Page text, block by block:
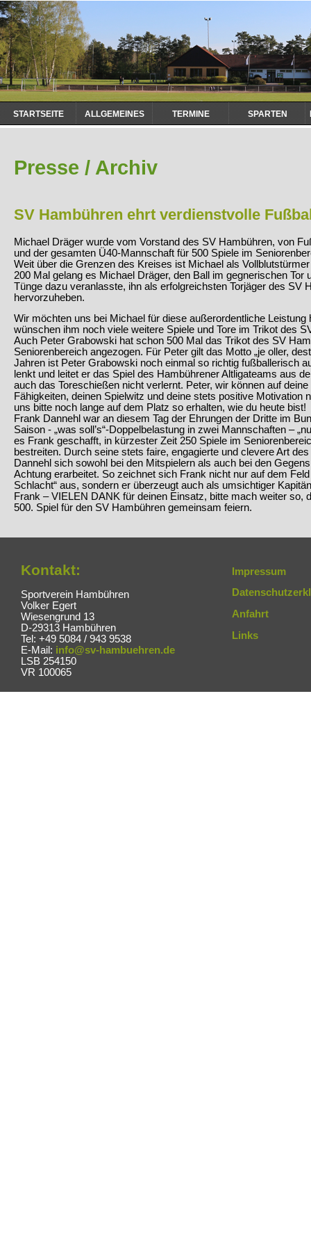
Navigation
überspringen
STARTSEITE ALLGEMEINES TERMINE SPARTEN
Presse / Archiv
SV Hambühren ehrt verdienstvolle
Michael Dräger wurde vom Vorstand des SV Hambühren, von
und der gesamten Ü40-Mannschaft für 500 Spiele im
Weit über die Grenzen des Kreises ist Michael als
200 Mal gelang es Michael Dräger, den Ball im gegnerischen Tor
Tünge dazu veranlasste, ihn als erfolgreichsten Torjäger des SV
hervorzuheben.
Wir möchten uns bei Michael für diese außerordentliche Leistung
wünschen ihm noch viele weitere Spiele und Tore im Trikot des
Auch Peter Grabowski hat schon 500 Mal das Trikot des SV
Seniorenbereich angezogen. Für Peter gilt das Motto „je oller,
Jahren ist Peter Grabowski noch einmal so richtig fußballerisch
lenkt und leitet er das Spiel des Hambührener Altligateams aus
auch das Toreschießen nicht verlernt. Peter, wir können auf
Fähigkeiten, deinen Spielwitz und deine stets positive Motivation
uns bitte noch lange auf dem Platz so erhalten, wie du heute bist!
Frank Dannehl war an diesem Tag der Ehrungen der Dritte im
Saison - „was soll’s“-Doppelbelastung in zwei Mannschaften –
es Frank geschafft, in kürzester Zeit 250 Spiele im
bestreiten. Durch seine stets faire, engagierte und clevere Art
Dannehl sich sowohl bei den Mitspielern als auch bei den
Achtung erarbeitet. So zeichnet sich Frank nicht nur auf dem
Schlacht“ aus, sondern er überzeugt auch als umsichtiger
Frank – VIELEN DANK für deinen Einsatz, bitte mach weiter so,
500. Spiel für den SV Hambühren gemeinsam feiern.
Kontakt:
Sportverein Hambühren
Volker Egert
Wiesengrund 13
D-29313 Hambühren
Tel: +49 5084 / 943 9538
E-Mail: info@sv-hambuehren.de
LSB 254150
VR 100065
Impressum
Anfahrt
Links